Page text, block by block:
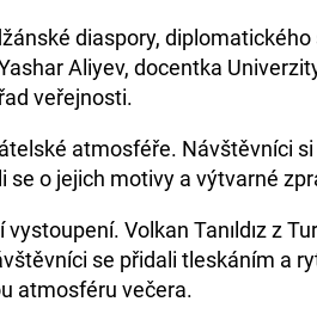
diaspory, diplomatického
Aliyev, docentka
veřejnosti.
atmosféře. Návštěvníci
se o jejich motivy a výtvarné
Volkan Tanıldız z
se přidali tleskáním a
atmosféru večera.​